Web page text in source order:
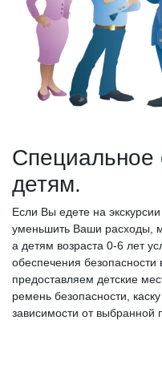
Специальное
детям.
Если Вы едете на
уменьшить Ваши расходы,
а детям возраста 0-6 лет
обеспечения
предоставляем детские
ремень безопасности,
зависимости от выбранной